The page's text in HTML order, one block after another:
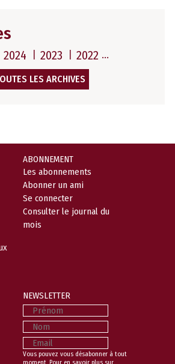
2024 2023 2022
LES ARCHIVES
ABONNEMENT
Les abonnements
Abonner un ami
Se connecter
Consulter le journal du
mois
NEWSLETTER
Prénom
Nom
Email
Vous pouvez vous désabonner à tout